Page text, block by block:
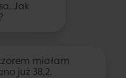
Jak
miałam
już 38,2.